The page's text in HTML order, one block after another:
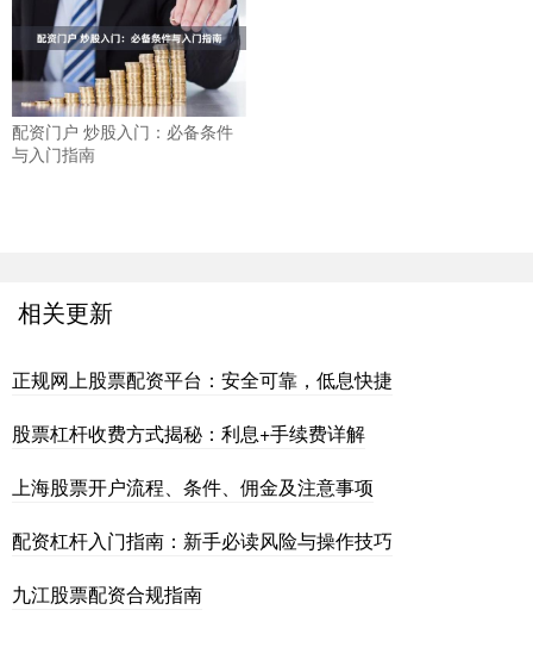
配资门户 炒股入门：必备条件
与入门指南
相关更新
正规网上股票配资平台：安全可靠，低息快捷
股票杠杆收费方式揭秘：利息+手续费详解
上海股票开户流程、条件、佣金及注意事项
配资杠杆入门指南：新手必读风险与操作技巧
九江股票配资合规指南